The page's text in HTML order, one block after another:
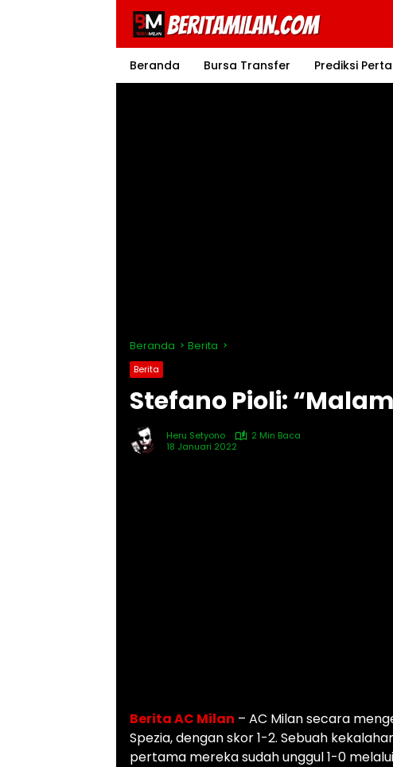
Beranda Bursa Transfer Prediksi
Beranda Berita
Berita
Stefano Pioli:
Heru Setyono
2 Min Baca
18 Januari 2022
Berita AC Milan – AC Milan secara
Spezia, dengan skor 1-2. Sebuah
pertama mereka sudah unggul 1-0